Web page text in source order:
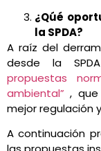
¿Qúé
la SPDA?
A raíz del
desde la
propuestas
ambiental” , que
mejor regulación
A continuación